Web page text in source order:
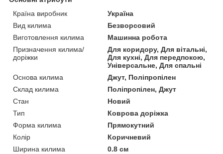
Країна виробник
Україна
Вид килима
Безворсовий
Виготовлення килима
Машинна робота
Призначення килима/
доріжки
Для коридору, Для вітальні,
Для кухні, Для передпокою,
Універсальне, Для спальні
Основа килима
Джут, Поліпропілен
Склад килима
Поліпропілен, Джут
Стан
Новий
Тип
Коврова доріжка
Форма килима
Прямокутний
Колір
Коричневий
Ширина килима
0.8 см